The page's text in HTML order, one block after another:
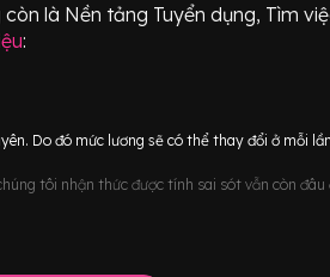
là Nền tảng Tuyển dụng, Tìm
:
Do đó mức lương sẽ có thể thay đổi ở mỗi
tôi nhận thức được tính sai sót vẫn còn